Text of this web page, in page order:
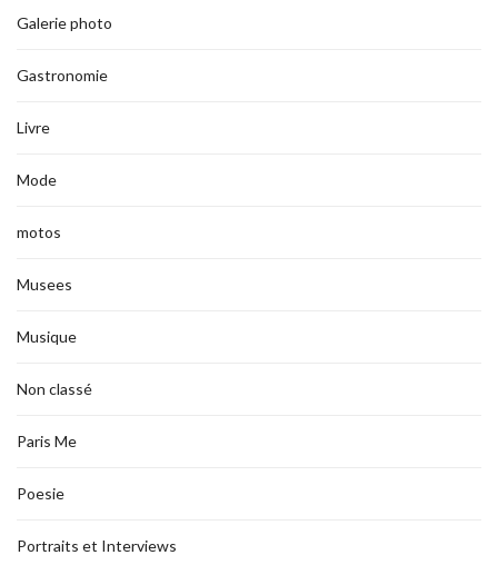
Galerie photo
Gastronomie
Livre
Mode
motos
Musees
Musique
Non classé
Paris Me
Poesie
Portraits et Interviews